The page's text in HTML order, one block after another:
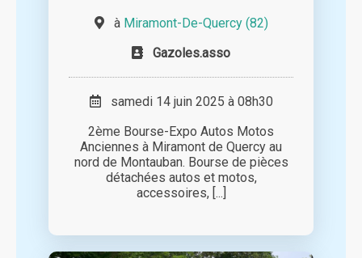
à Miramont-De-Quercy (82)
Gazoles.asso
samedi 14 juin 2025 à 08h30
2ème Bourse-Expo Autos Motos
Anciennes à Miramont de Quercy au
nord de Montauban. Bourse de pièces
détachées autos et motos,
accessoires, [...]